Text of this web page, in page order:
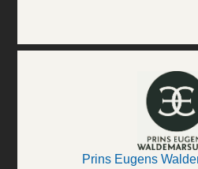
Prins Eugens